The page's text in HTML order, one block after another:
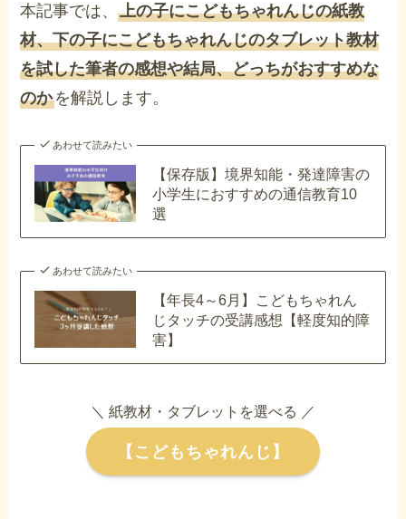
本記事では、上の子にこどもちゃれんじの紙教
材、下の子にこどもちゃれんじのタブレット教材
を試した筆者の感想や結局、どっちがおすすめな
のかを解説します。
あわせて読みたい
【保存版】境界知能・発達障害の
小学生におすすめの通信教育10
選
あわせて読みたい
【年長4～6月】こどもちゃれん
じタッチの受講感想【軽度知的障
害】
＼ 紙教材・タブレットを選べる ／
【こどもちゃれんじ】